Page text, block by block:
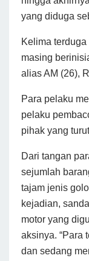
yang diduga
Kelima
masing
alias AM (26),
Para pelaku
pelaku
pihak yang
Dari tangan
sejumlah
tajam jenis
kejadian,
motor yang
aksinya. “Para
dan sedang